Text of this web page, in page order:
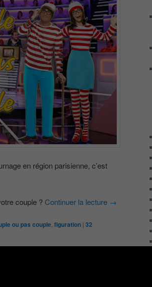
en région parisienne, c’est
couple ? Continuer la lecture →
ou pas couple figuration | 32